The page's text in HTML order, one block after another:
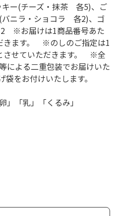
ー(チーズ・抹茶 各5)、ご
バニラ・ショコラ 各2)、ゴ
※お届けは1商品番号あた
きます。 ※のしのご指定は1
させていただきます。 ※全
による二重包装でお届けいた
をお付けいたします。
」「乳」「くるみ」